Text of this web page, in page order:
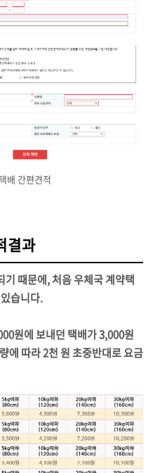
배 간편견적
결과
때문에, 처음 우체국 계약택
습니다.
원에 보내던 택배가 3,000원
에 따라 2천 원 초중반대로 요금